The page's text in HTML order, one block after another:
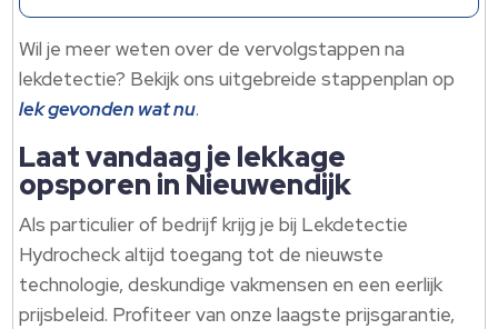
Wil je meer weten over de vervolgstappen na
lekdetectie? Bekijk ons uitgebreide stappenplan op
lek gevonden wat nu.​
Laat vandaag je lekkage
opsporen in Nieuwendijk
Als particulier of bedrijf krijg je bij Lekdetectie
Hydrocheck altijd toegang tot de nieuwste
technologie, deskundige vakmensen en een eerlijk
prijsbeleid.​ Profiteer van onze laagste prijsgarantie,